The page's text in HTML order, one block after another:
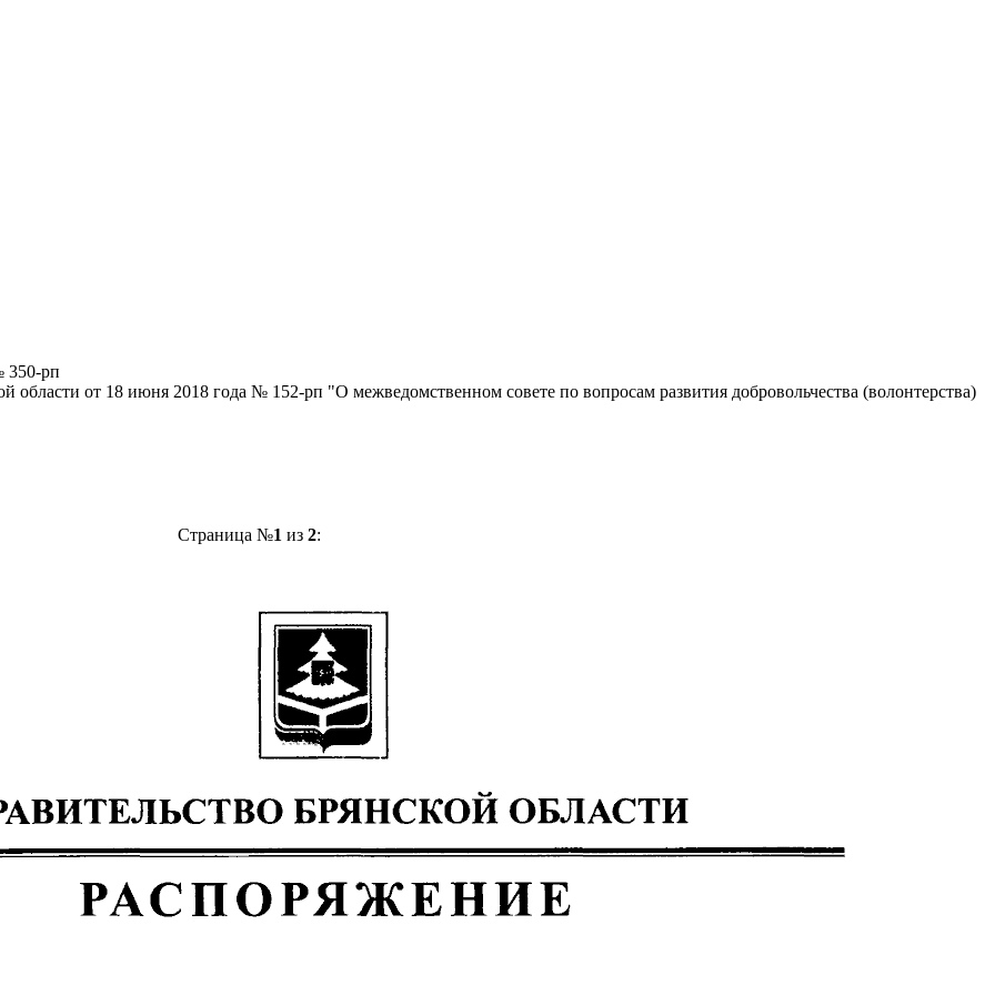
350-рп
области от 18 июня 2018 года № 152-рп "О межведомственном совете по вопросам развития добровольчества (волонтерства)
Страница №1 из 2: